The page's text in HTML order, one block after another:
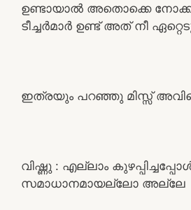
ഉണ്ടായാൽ അതൊക്കെ
ടീച്ചർമാർ ഉണ്ട് അത് നീ
ഇത്രയും പറഞ്ഞു മിസ്സ്‌
വിഷ്ണു : എല്ലാം
സമാധാനമായല്ലോ അല്ലേ